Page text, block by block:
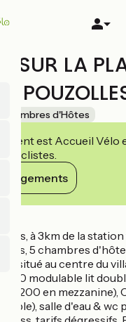
SUR LA
Chambres d'Hôtes
est Accueil Vélo
cyclistes.
à 3km de la
5 chambres
situé au centre du
modulable lit
en
salle d'eau & wc